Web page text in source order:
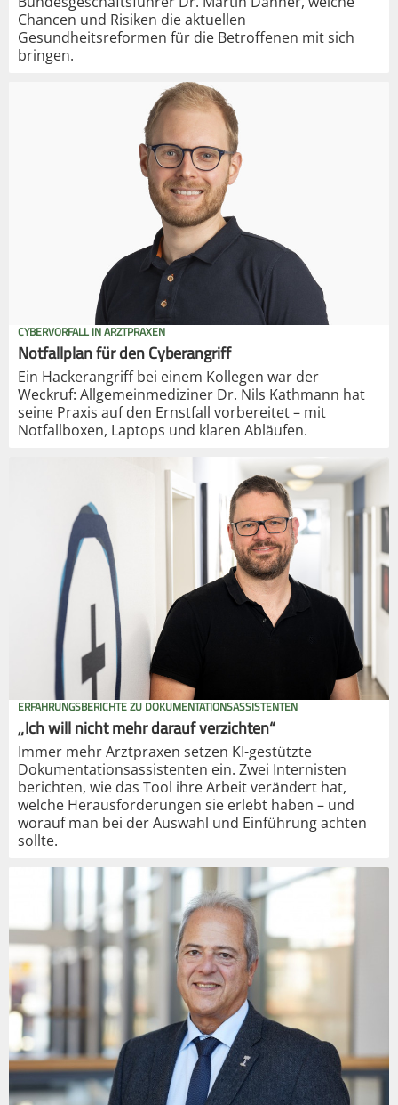
Chancen und Risiken die aktuellen
Gesundheitsreformen für die Betroffenen mit sich
bringen.
CYBERVORFALL IN ARZTPRAXEN
Notfallplan für den Cyberangriff
Ein Hackerangriff bei einem Kollegen war der
Weckruf: Allgemeinmediziner Dr. Nils Kathmann hat
seine Praxis auf den Ernstfall vorbereitet – mit
Notfallboxen, Laptops und klaren Abläufen.
ERFAHRUNGSBERICHTE ZU DOKUMENTATIONSASSISTENTEN
„Ich will nicht mehr darauf verzichten“
Immer mehr Arztpraxen setzen KI-gestützte
Dokumentationsassistenten ein. Zwei Internisten
berichten, wie das Tool ihre Arbeit verändert hat,
welche Herausforderungen sie erlebt haben – und
worauf man bei der Auswahl und Einführung achten
sollte.